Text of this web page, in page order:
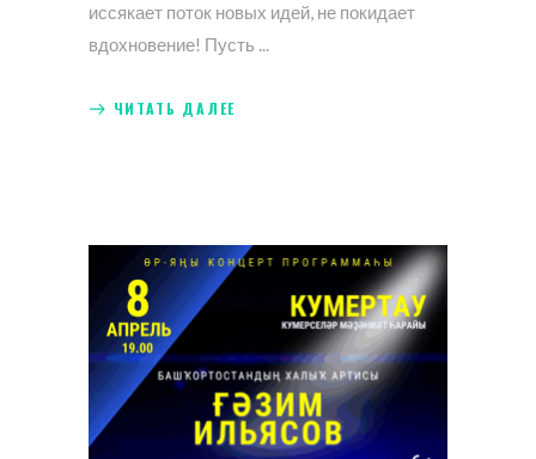
иссякает поток новых идей, не покидает
вдохновение! Пусть
ЧИТАТЬ ДАЛЕЕ